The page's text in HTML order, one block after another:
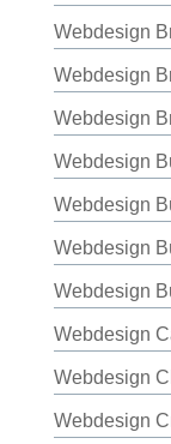
Webdesign
Webdesign
Webdesign
Webdesign
Webdesign
Webdesign
Webdesign
Webdesign
Webdesign
Webdesign